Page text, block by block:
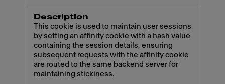
This cookie is used to maintain user sessions
by setting an affinity cookie with a hash value
containing the session details, ensuring
subsequent requests with the affinity cookie
are routed to the same backend server for
maintaining stickiness.